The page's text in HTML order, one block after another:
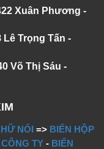
Xuân Phương -
Lê Trọng Tấn -
Võ Thị Sáu -
NỔI => BIỂN HỘP
TY - BIỂN